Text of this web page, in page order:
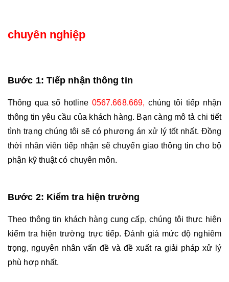
chuyên nghiệp
Bước 1: Tiếp nhận thông tin
Thông qua số hotline 0567.668.669, chúng tôi tiếp nhận
thông tin yêu cầu của khách hàng. Bạn càng mô tả chi tiết
tình trạng chúng tôi sẽ có phương án xử lý tốt nhất. Đồng
thời nhân viên tiếp nhận sẽ chuyển giao thông tin cho bộ
phận kỹ thuật có chuyên môn.
Bước 2: Kiểm tra hiện trường
Theo thông tin khách hàng cung cấp, chúng tôi thực hiện
kiểm tra hiện trường trực tiếp. Đánh giá mức độ nghiêm
trọng, nguyên nhân vấn đề và đề xuất ra giải pháp xử lý
phù hợp nhất.